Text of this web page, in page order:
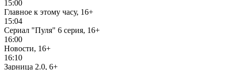
15:00
Главное к этому часу, 16+
15:04
Сериал "Пуля" 6 серия, 16+
16:00
Новости, 16+
16:10
Зарница 2.0, 6+